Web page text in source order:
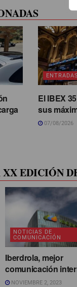
ENTRADAS
El IBEX
sus
07/08/2026
EDICIÓN
NOTICIAS DE
COMUNICACIÓN
Iberdrola, mejor
comunicación
NOVIEMBRE 2, 2023